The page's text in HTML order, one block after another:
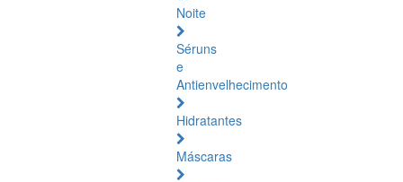
Noite
Séruns
e
Antienvelhecimento
Hidratantes
Máscaras